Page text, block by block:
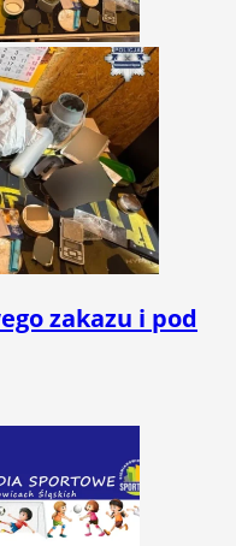
zakazu i pod